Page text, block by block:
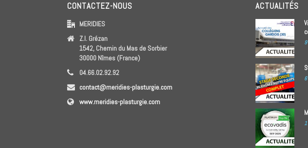
CONTACTEZ-NOUS
MERIDIES
Z.I. Grézan
1542, Chemin du Mas de Sorbier
30000 Nîmes (France)
04.66.02.92.92
contact@meridies-plasturgie.com
www.meridies-plasturgie.com
ACTUALITÉS